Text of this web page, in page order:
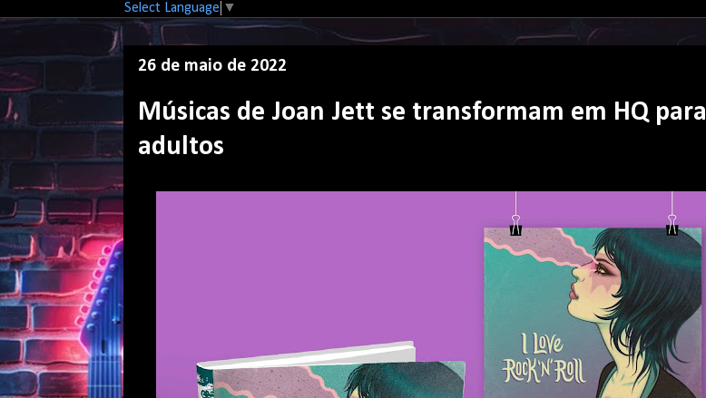
Select Language ▼
26 de maio de 2022
Músicas de Joan Jett se transformam em HQ para
adultos